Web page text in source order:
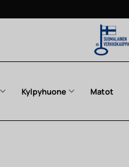
Kylpyhuone Matot